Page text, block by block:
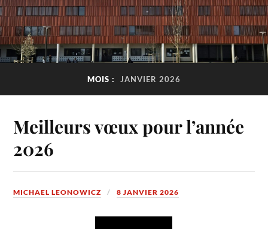
MOIS : JANVIER 2026
Meilleurs vœux pour l’année
2026
MICHAEL LEONOWICZ 8 JANVIER 2026